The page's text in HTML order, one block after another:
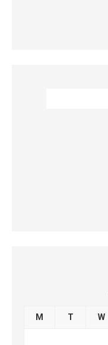
M T W